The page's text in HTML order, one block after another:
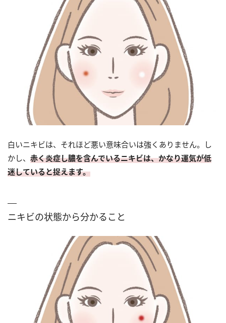
白いニキビは、それほど悪い意味合いは強くありません。し
かし、 赤く炎症し膿を含んでいるニキビは、かなり運気が低
迷していると捉えます。
ニキビの状態から分かること